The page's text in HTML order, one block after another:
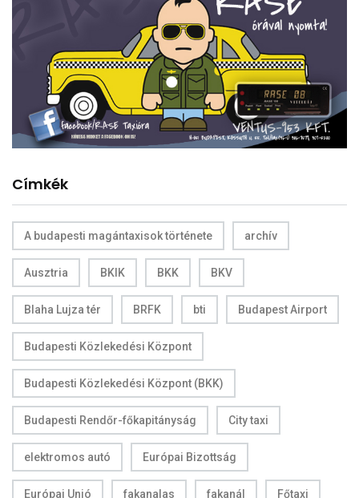
Címkék
A budapesti magántaxisok története archív
Ausztria BKIK BKK BKV
Blaha Lujza tér BRFK bti Budapest Airport
Budapesti Közlekedési Központ
Budapesti Közlekedési Központ (BKK)
Budapesti Rendőr-főkapitányság City taxi
elektromos autó Európai Bizottság
Európai Unió fakanalas fakanál Főtaxi